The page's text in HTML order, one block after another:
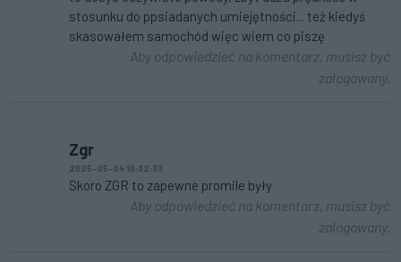
stosunku do ppsiadanych umiejętności... też kiedyś
skasowałem samochód więc wiem co piszę
Aby odpowiedzieć na komentarz, musisz być
zalogowany.
Zgr
2025-05-04 10:32:33
Skoro ZGR to zapewne promile były
Aby odpowiedzieć na komentarz, musisz być
zalogowany.